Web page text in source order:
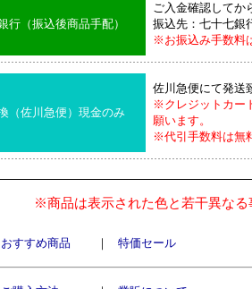
行（振込後商品手配）
ご入金確認してか
振込先：七十七銀
※お振込み手数料
（佐川急便）現金のみ
佐川急便にて発送
※クレジットカー
願います。
※代引手数料は無
※商品は表示された色と若干異な
おすすめ商品 ｜ 特価セール